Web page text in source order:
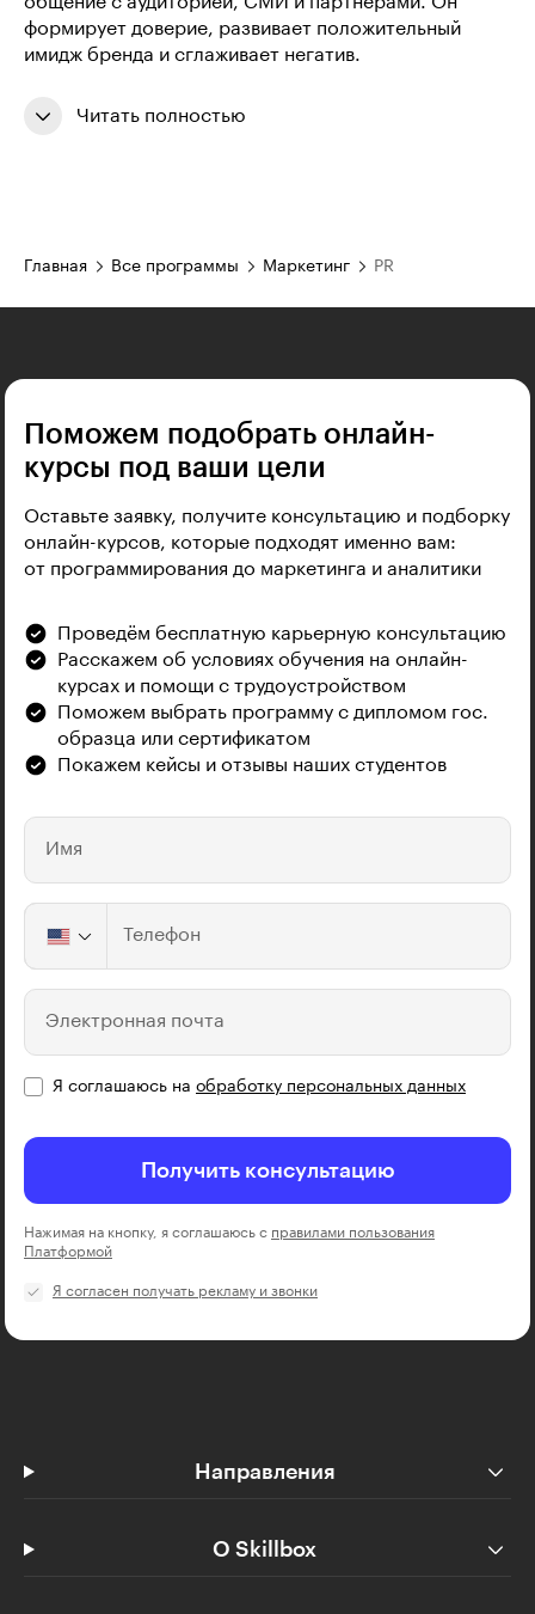
формирует доверие, развивает положительный
имидж бренда и сглаживает негатив.
Читать полностью
Главная Все программы Маркетинг PR
Поможем подобрать онлайн-
курсы под ваши цели
Оставьте заявку, получите консультацию и подборку
онлайн-курсов, которые подходят именно вам:
от программирования до маркетинга и аналитики
Проведём бесплатную карьерную консультацию
Расскажем об условиях обучения на онлайн-
курсах и помощи с трудоустройством
Поможем выбрать программу с дипломом гос.
образца или сертификатом
Покажем кейсы и отзывы наших студентов
Имя
Телефон
Электронная почта
Я соглашаюсь на обработку персональных данных
Получить консультацию
Нажимая на кнопку, я соглашаюсь с правилами пользования
Платформой
Я согласен получать рекламу и звонки
Направления
О Skillbox